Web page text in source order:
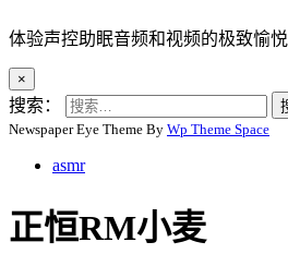
体验声控助眠音频和视频的极致愉悦
×
搜索：
Newspaper Eye Theme By Wp Theme Space
asmr
正恒RM小麦